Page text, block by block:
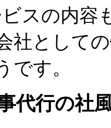
スの内容
社として
です。
代行の社